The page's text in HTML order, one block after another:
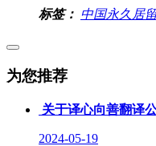
标签： 中国永久居
为您推荐
关于译心向善翻译
2024-05-19